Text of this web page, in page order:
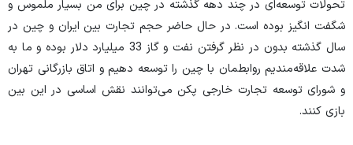
تحولات توسعه‌ای در چند دهه گذشته در چین برای من بسیار ملموس و
شگفت انگیز بوده است. در حال حاضر حجم تجارت بین ایران و چین در
سال گذشته بدون در نظر گرفتن نفت و گاز 33 میلیارد دلار بوده و ما به
شدت علاقه‌مندیم روابطمان با چین را توسعه دهیم و اتاق بازرگانی تهران
و شورای توسعه تجارت خارجی پکن ‌می‌توانند نقش اساسی در این بین
بازی کنند.